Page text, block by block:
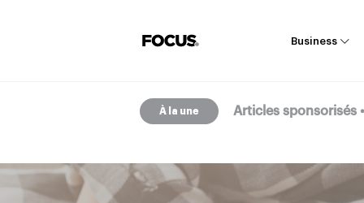
Business
À la une Articles sponsorisés